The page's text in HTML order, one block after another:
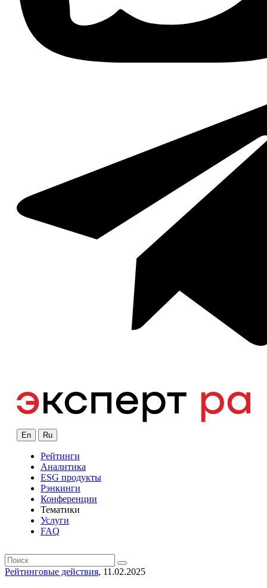
En Ru
Рейтинги
Аналитика
ESG продукты
Рэнкинги
Конференции
Тематики
Услуги
FAQ
Рейтинговые действия, 11.02.2025